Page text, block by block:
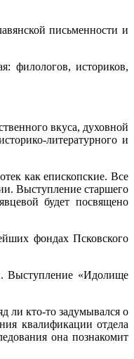
письменности и
филологов, историков,
вкуса, духовной
литературного и
как епископские. Все
Выступление старшего
будет посвящено
фондах Псковского
Выступление «Идолище
ли кто-то задумывался о
квалификации отдела
она познакомит